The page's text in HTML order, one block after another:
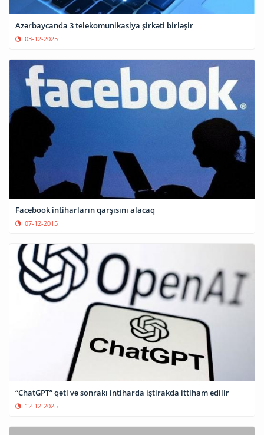
Azərbaycanda 3 telekomunikasiya şirkəti birləşir
03-12-2025
Facebook intiharların qarşısını alacaq
07-12-2015
“ChatGPT” qətl və sonrakı intiharda iştirakda ittiham edilir
12-12-2025